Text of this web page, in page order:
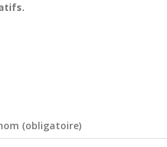
(obligatoire)